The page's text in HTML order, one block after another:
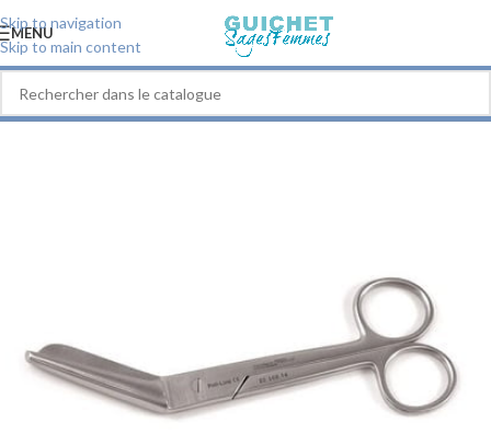
Skip to navigation
Skip to main content
MENU